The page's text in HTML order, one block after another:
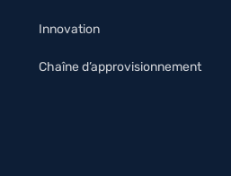
Innovation
Chaîne d’approvisionnement